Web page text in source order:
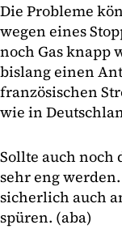
Die Probleme
wegen eines
noch Gas knapp
bislang einen
französischen
wie in
Sollte auch noch
sehr eng
sicherlich auch
spüren. (aba)